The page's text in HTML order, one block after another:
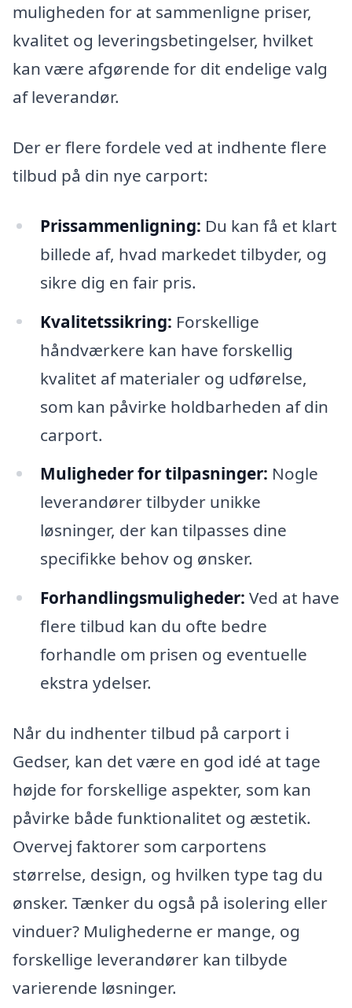
muligheden for at sammenligne priser,
kvalitet og leveringsbetingelser, hvilket
kan være afgørende for dit endelige valg
af leverandør.
Der er flere fordele ved at indhente flere
tilbud på din nye carport:
Prissammenligning: Du kan få et klart
billede af, hvad markedet tilbyder, og
sikre dig en fair pris.
Kvalitetssikring: Forskellige
håndværkere kan have forskellig
kvalitet af materialer og udførelse,
som kan påvirke holdbarheden af din
carport.
Muligheder for tilpasninger: Nogle
leverandører tilbyder unikke
løsninger, der kan tilpasses dine
specifikke behov og ønsker.
Forhandlingsmuligheder: Ved at have
flere tilbud kan du ofte bedre
forhandle om prisen og eventuelle
ekstra ydelser.
Når du indhenter tilbud på carport i
Gedser, kan det være en god idé at tage
højde for forskellige aspekter, som kan
påvirke både funktionalitet og æstetik.
Overvej faktorer som carportens
størrelse, design, og hvilken type tag du
ønsker. Tænker du også på isolering eller
vinduer? Mulighederne er mange, og
forskellige leverandører kan tilbyde
varierende løsninger.